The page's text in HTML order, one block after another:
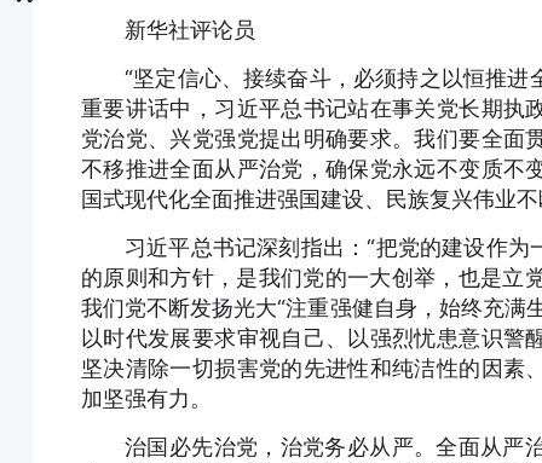
新华社评论员
“坚定信心、接续奋斗，必须持之以恒推
重要讲话中，习近平总书记站在事关党长期执
党治党、兴党强党提出明确要求。我们要全面
不移推进全面从严治党，确保党永远不变质不
国式现代化全面推进强国建设、民族复兴伟业
习近平总书记深刻指出：“把党的建设作
的原则和方针，是我们党的一大创举，也是立
我们党不断发扬光大“注重强健自身，始终充满
以时代发展要求审视自己、以强烈忧患意识
坚决清除一切损害党的先进性和纯洁性的因素
加坚强有力。
治国必先治党，治党务必从严。全面从严